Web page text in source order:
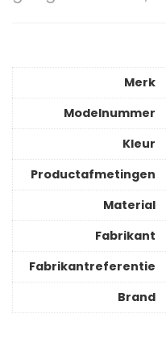
Merk
Modelnummer
Kleur
Productafmetingen
Material
Fabrikant
Fabrikantreferentie
Brand